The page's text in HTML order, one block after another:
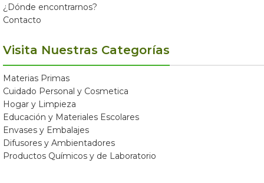
¿Dónde encontrarnos?
Contacto
Visita Nuestras Categorías
Materias Primas
Cuidado Personal y Cosmetica
Hogar y Limpieza
Educación y Materiales Escolares
Envases y Embalajes
Difusores y Ambientadores
Productos Químicos y de Laboratorio